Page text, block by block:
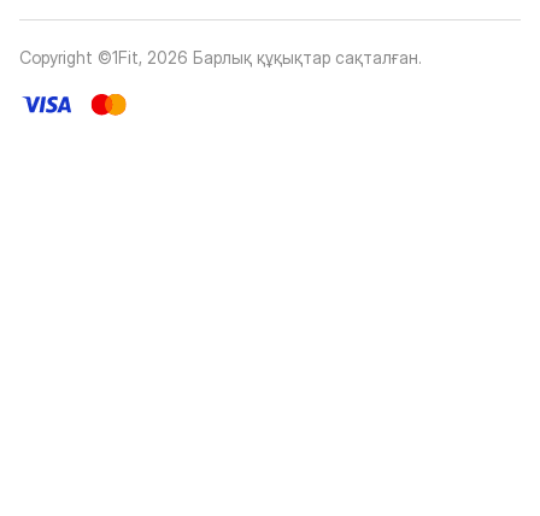
Copyright ©1Fit, 2026 Барлық құқықтар сақталған.